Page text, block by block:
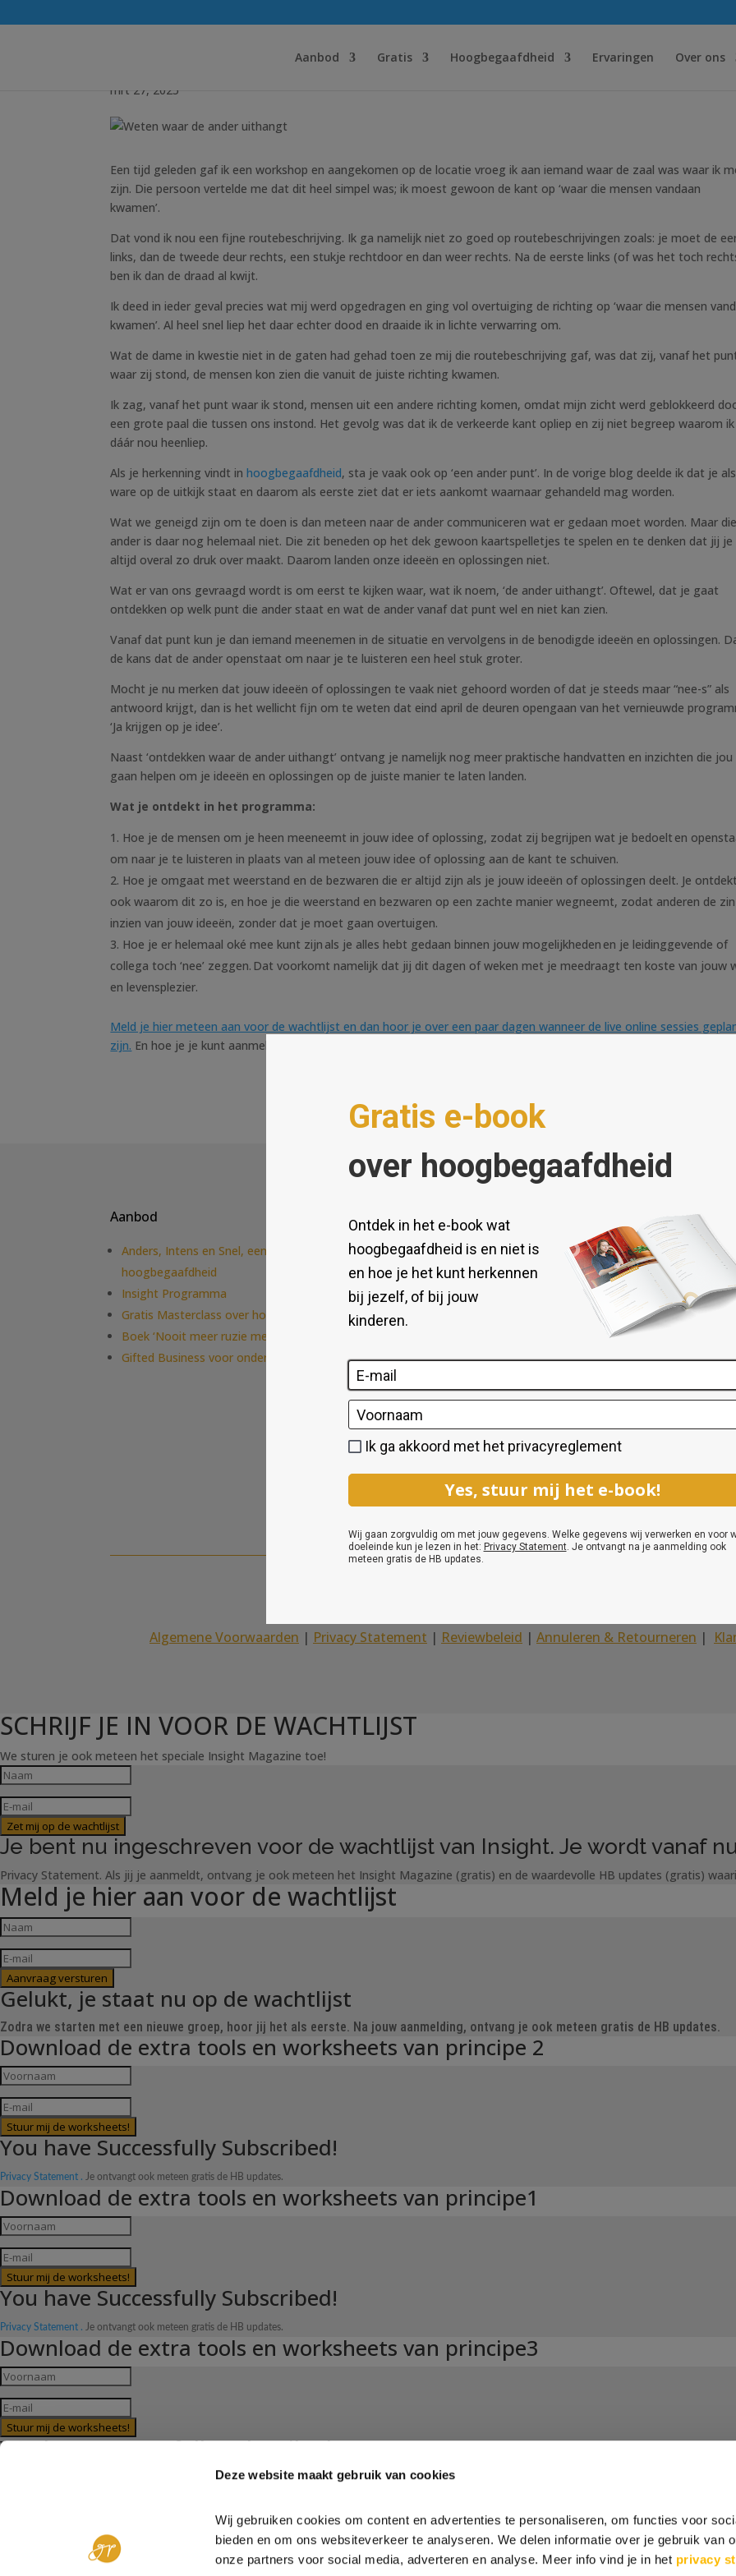
Deze website maakt gebruik van cookies
Wij gebruiken cookies om content en advertenties te personaliseren, om functies voor
bieden en om ons websiteverkeer te analyseren. We delen informatie over je gebruik van
onze partners voor social media, adverteren en analyse. Meer info vind je in het privacy
Aanbod Gratis Hoogbegaafdheid Ervaringen Over ons
Weten waar de ander uithangt
mrt 27, 2025
Een tijd geleden gaf ik een workshop en aangekomen op de locatie vroeg ik aan iemand waar de zaal was waar ik
zijn. Die persoon vertelde me dat dit heel simpel was; ik moest gewoon de kant op ‘waar die mensen vandaan
kwamen’.
Dat vond ik nou een fijne routebeschrijving. Ik ga namelijk niet zo goed op routebeschrijvingen zoals: je moet de
links, dan de tweede deur rechts, een stukje rechtdoor en dan weer rechts. Na de eerste links (of was het toch
ben ik dan de draad al kwijt.
Ik deed in ieder geval precies wat mij werd opgedragen en ging vol overtuiging de richting op ‘waar die mensen
kwamen’. Al heel snel liep het daar echter dood en draaide ik in lichte verwarring om.
Wat de dame in kwestie niet in de gaten had gehad toen ze mij die routebeschrijving gaf, was dat zij, vanaf het
waar zij stond, de mensen kon zien die vanuit de juiste richting kwamen.
Ik zag, vanaf het punt waar ik stond, mensen uit een andere richting komen, omdat mijn zicht werd geblokkeerd
een grote paal die tussen ons instond. Het gevolg was dat ik de verkeerde kant opliep en zij niet begreep waarom ik
dáár nou heenliep.
Als je herkenning vindt inhoogbegaafdheid, sta je vaak ook op ‘een ander punt’. In de vorige blog deelde ik dat je
ware op de uitkijk staat en daarom als eerste ziet dat er iets aankomt waarnaar gehandeld mag worden.
Wat we geneigd zijn om te doen is dan meteen naar de ander communiceren wat er gedaan moet worden. Maar die
ander is daar nog helemaal niet. Die zit beneden op het dek gewoon kaartspelletjes te spelen en te denken dat jij je
altijd overal zo druk over maakt. Daarom landen onze ideeën en oplossingen niet.
Wat er van ons gevraagd wordt is om eerst te kijken waar, wat ik noem, ‘de ander uithangt’. Oftewel, dat je gaat
ontdekken op welk punt die ander staat en wat de ander vanaf dat punt wel en niet kan zien.
Vanaf dat punt kun je dan iemand meenemen in de situatie en vervolgens in de benodigde ideeën en oplossingen.
de kans dat de ander openstaat om naar je te luisteren een heel stuk groter.
Mocht je nu merken dat jouw ideeën of oplossingen te vaak niet gehoord worden of dat je steeds maar “nee-s” als
antwoord krijgt, dan is het wellicht fijn om te weten dat eind april de deuren opengaan van het vernieuwde
‘Ja krijgen op je idee’.
Naast ‘ontdekken waar de ander uithangt’ ontvang je namelijk nog meer praktische handvatten en inzichten die jou
gaan helpen om je ideeën en oplossingen op de juiste manier te laten landen.
Wat je ontdekt in het programma:
Hoe je de mensen om je heen meeneemt in jouw idee of oplossing, zodat zij begrijpen wat je bedoelt en
om naar je te luisteren in plaats van al meteen jouw idee of oplossing aan de kant te schuiven.
Hoe je omgaat met weerstand en de bezwaren die er altijd zijn als je jouw ideeën of oplossingen deelt. Je ontdekt
ook waarom dit zo is, en hoe je die weerstand en bezwaren op een zachte manier wegneemt, zodat anderen de zin
inzien van jouw ideeën, zonder dat je moet gaan overtuigen.
Hoe je er helemaal oké mee kunt zijn als je alles hebt gedaan binnen jouw mogelijkheden en je leidinggevende of
collega toch ‘nee’ zeggen. Dat voorkomt namelijk dat jij dit dagen of weken met je meedraagt ten koste van jouw
en levensplezier.
Meld je hier meteen aan voor de wachtlijst en dan hoor je over een paar dagen wanneer de live online sessies
zijn. En hoe je je kunt aanmelden voor de speciale early-bird korting.
Aanbod
Anders, Intens en Snel, een introductie in
hoogbegaafdheid
Insight Programma
Gratis Masterclass over hoogbegaafdheid
Boek ‘Nooit meer ruzie met je baas’
Gifted Business voor ondernemers
Ontdek meer over HB
Kennisbank hoogbegaafdheid
Test Hoogbegaafdheid
Onderwijs hoogbegaafden
Kinderen en Hoogbegaafdheid
Hoogbegaafdheid volwassenen
Hoe herken je hoogbegaafdheid
Algemene Voorwaarden | Privacy Statement | Reviewbeleid | Annuleren & Retourneren |
SCHRIJF JE IN VOOR DE WACHTLIJST
We sturen je ook meteen het speciale Insight Magazine toe!
Zet mij op de wachtlijst
Je bent nu ingeschreven voor de wachtlijst van Insight. Je wordt vanaf
Privacy Statement. Als jij je aanmeldt, ontvang je ook meteen het Insight Magazine (gratis) en de waardevolle HB updates (gratis)
Meld je hier aan voor de wachtlijst
Aanvraag versturen
Gelukt, je staat nu op de wachtlijst
Zodra we starten met een nieuwe groep, hoor jij het als eerste. Na jouw aanmelding, ontvang je ook meteen gratis de HB updates.
Download de extra tools en worksheets van principe 2
Stuur mij de worksheets!
You have Successfully Subscribed!
Privacy Statement . Je ontvangt ook meteen gratis de HB updates.
Download de extra tools en worksheets van principe1
Stuur mij de worksheets!
You have Successfully Subscribed!
Privacy Statement . Je ontvangt ook meteen gratis de HB updates.
Download de extra tools en worksheets van principe3
Stuur mij de worksheets!
You have Successfully Subscribed!
Je ontvangt ook meteen gratis de HB updates.
We sturen je ook meteen het speciale Insight Magazine toe!